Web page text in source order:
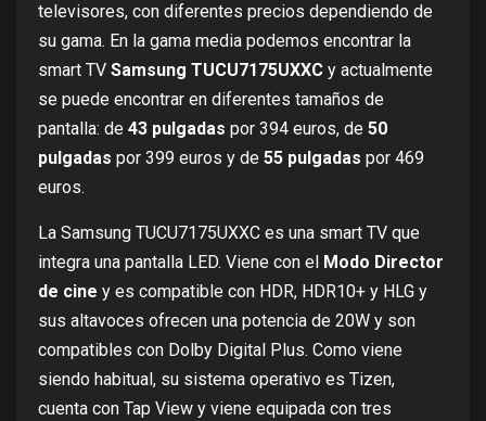
televisores, con diferentes precios dependiendo de
su gama. En la gama media podemos encontrar la
smart TV Samsung TUCU7175UXXC y actualmente
se puede encontrar en diferentes tamaños de
pantalla: de 43 pulgadas por 394 euros, de 50
pulgadas por 399 euros y de 55 pulgadas por 469
euros.
La Samsung TUCU7175UXXC es una smart TV que
integra una pantalla LED. Viene con el Modo Director
de cine y es compatible con HDR, HDR10+ y HLG y
sus altavoces ofrecen una potencia de 20W y son
compatibles con Dolby Digital Plus. Como viene
siendo habitual, su sistema operativo es Tizen,
cuenta con Tap View y viene equipada con tres